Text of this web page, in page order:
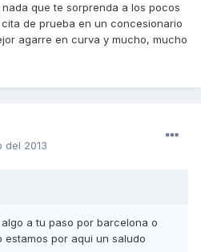
que te sorprenda a los pocos
de prueba en un concesionario
agarre en curva y mucho, mucho
del 2013
algo a tu paso por barcelona o
por aqui un saludo